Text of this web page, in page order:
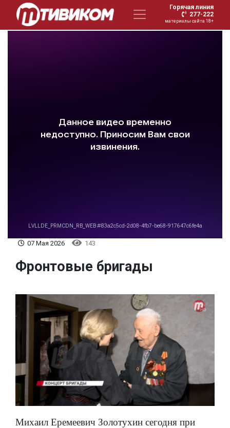
Горячая линия
277-222
материалы сайта 18+
07 Мая 2026 143
Фронтовые бригады
Михаил Еремеевич Золотухин сегодня при